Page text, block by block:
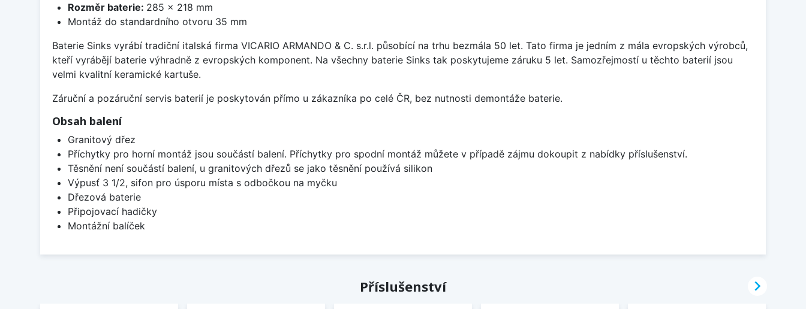
Rozměr baterie: 285 x 218 mm
Montáž do standardního otvoru 35 mm
Baterie Sinks vyrábí tradiční italská firma VICARIO ARMANDO & C. s.r.l. působící na trhu bezmála 50 let. Tato firma je jedním z mála evropských výrobců,
kteří vyrábějí baterie výhradně z evropských komponent. Na všechny baterie Sinks tak poskytujeme záruku 5 let. Samozřejmostí u těchto baterií jsou
velmi kvalitní keramické kartuše.
Záruční a pozáruční servis baterií je poskytován přímo u zákazníka po celé ČR, bez nutnosti demontáže baterie.
Obsah balení
Granitový dřez
Příchytky pro horní montáž jsou součástí balení. Příchytky pro spodní montáž můžete v případě zájmu dokoupit z nabídky příslušenství.
Těsnění není součástí balení, u granitových dřezů se jako těsnění používá silikon
Výpusť 3 1/2, sifon pro úsporu místa s odbočkou na myčku
Dřezová baterie
Připojovací hadičky
Montážní balíček
Příslušenství 